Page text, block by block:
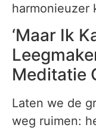
harmonieuzer
‘Maar Ik
Meditatie
Laten we de
weg ruimen: